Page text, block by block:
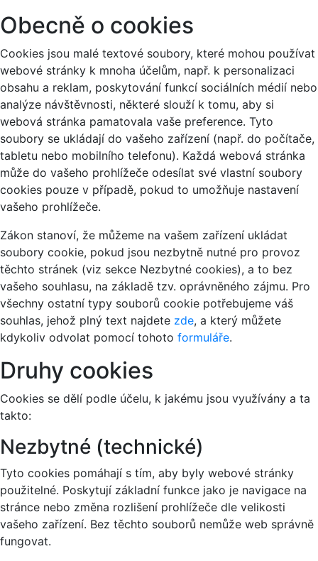
Obecně o cookies
Cookies jsou malé textové soubory, které mohou používat
webové stránky k mnoha účelům, např. k personalizaci
obsahu a reklam, poskytování funkcí sociálních médií nebo
analýze návštěvnosti, některé slouží k tomu, aby si
webová stránka pamatovala vaše preference. Tyto
soubory se ukládají do vašeho zařízení (např. do počítače,
tabletu nebo mobilního telefonu). Každá webová stránka
může do vašeho prohlížeče odesílat své vlastní soubory
cookies pouze v případě, pokud to umožňuje nastavení
vašeho prohlížeče.
Zákon stanoví, že můžeme na vašem zařízení ukládat
soubory cookie, pokud jsou nezbytně nutné pro provoz
těchto stránek (viz sekce Nezbytné cookies), a to bez
vašeho souhlasu, na základě tzv. oprávněného zájmu. Pro
všechny ostatní typy souborů cookie potřebujeme váš
souhlas, jehož plný text najdete zde, a který můžete
kdykoliv odvolat pomocí tohoto formuláře.
Druhy cookies
Cookies se dělí podle účelu, k jakému jsou využívány a ta
takto:
Nezbytné (technické)
Tyto cookies pomáhají s tím, aby byly webové stránky
použitelné. Poskytují základní funkce jako je navigace na
stránce nebo změna rozlišení prohlížeče dle velikosti
vašeho zařízení. Bez těchto souborů nemůže web správně
fungovat.